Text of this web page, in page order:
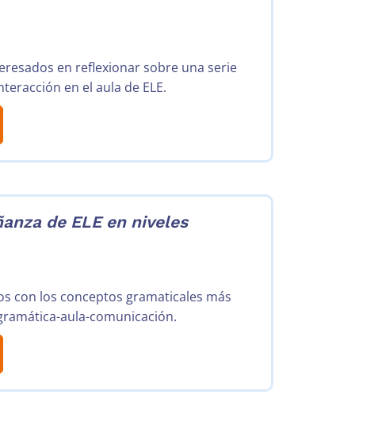
en reflexionar sobre una serie
en el aula de ELE.
de ELE en niveles
con los conceptos gramaticales más
aula-comunicación.